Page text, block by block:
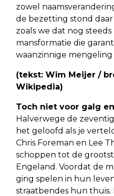
zowel
de bezetting stond daar
zoals we dat nog
mansformatie die
waanzinnige mengeling
(tekst: Wim Meijer /
Wikipedia)
Toch niet voor galg
Halverwege de
het geloofd als je
Chris Foreman en Lee
schoppen tot de
Engeland. Voordat de
ging spelen in hun
straatbendes hun